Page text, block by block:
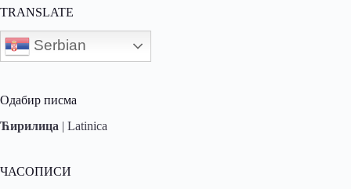
TRANSLATE
Serbian
Одабир писма
Ћирилица | Latinica
ЧАСОПИСИ